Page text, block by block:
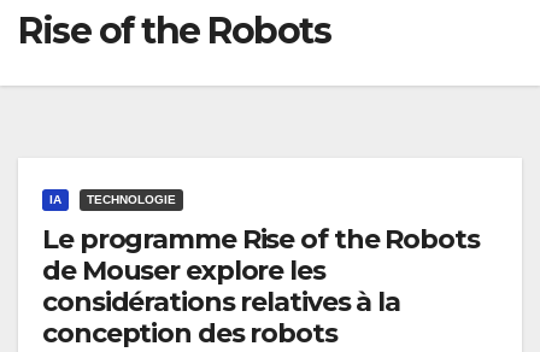
Rise of the Robots
IA TECHNOLOGIE
Le programme Rise of the Robots
de Mouser explore les
considérations relatives à la
conception des robots